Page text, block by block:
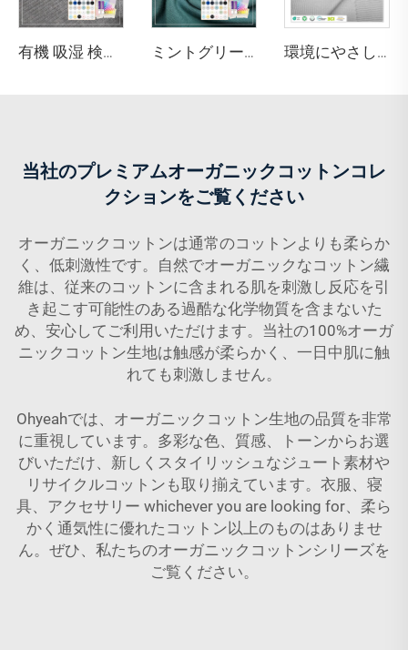
有機 吸湿 検温 抗菌 通気性あり ストレッチ 環境にやさしい 中肉 アクティブウェア用コットン生地 ミントグリーン 220GSM バンブー・オーガニックコットン・スパンデックス ジャージ生地（アパレル・スポーツウェア用、抗菌・環境にやさしい仕様） 環境にやさしいストレッチ防水帯電防止縮み防止 30% Coolmaxポリエステル 70% スーピマコットン 170GSM ベッド用生地
当社のプレミアムオーガニックコットンコレ
クションをご覧ください
オーガニックコットンは通常のコットンよりも柔らか
く、低刺激性です。自然でオーガニックなコットン繊
維は、従来のコットンに含まれる肌を刺激し反応を引
き起こす可能性のある過酷な化学物質を含まないた
め、安心してご利用いただけます。当社の100%オーガ
ニックコットン生地は触感が柔らかく、一日中肌に触
れても刺激しません。
Ohyeahでは、オーガニックコットン生地の品質を非常
に重視しています。多彩な色、質感、トーンからお選
びいただけ、新しくスタイリッシュなジュート素材や
リサイクルコットンも取り揃えています。衣服、寝
具、アクセサリー whichever you are looking for、柔ら
かく通気性に優れたコットン以上のものはありませ
ん。ぜひ、私たちのオーガニックコットンシリーズを
ご覧ください。